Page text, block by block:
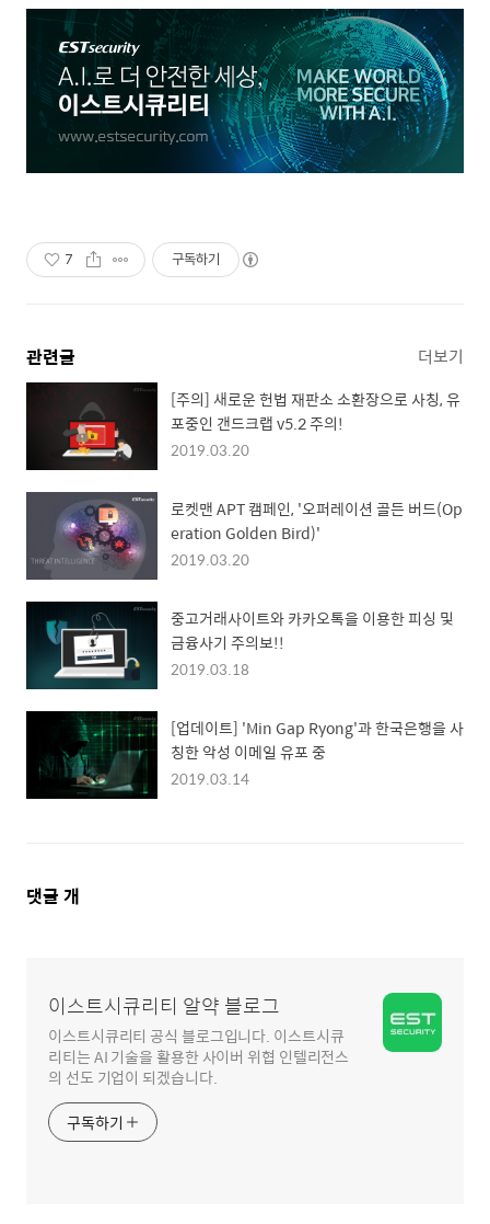
7 구독하기
관련글 더보기
[주의] 새로운 헌법 재판소 소환장으로 사칭, 유
포중인 갠드크랩 v5.2 주의!
2019.03.20
로켓맨 APT 캠페인, '오퍼레이션 골든 버드(Op
eration Golden Bird)'
2019.03.20
중고거래사이트와 카카오톡을 이용한 피싱 및
금융사기 주의보!!
2019.03.18
[업데이트] 'Min Gap Ryong'과 한국은행을 사
칭한 악성 이메일 유포 중
2019.03.14
댓
댓글 개
이스트시큐리티 알약 블로그
이스트시큐리티 공식 블로그입니다. 이스트시큐
리티는 AI 기술을 활용한 사이버 위협 인텔리전스
의 선도 기업이 되겠습니다.
구독하기